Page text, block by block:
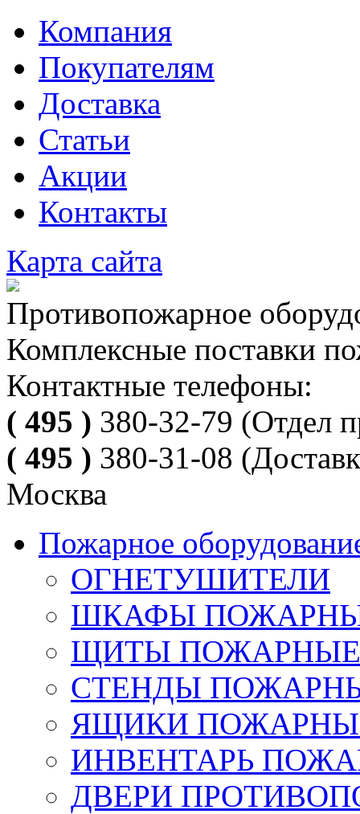
Компания
Покупателям
Доставка
Статьи
Акции
Контакты
Карта сайта
Противопожарное
Комплексные поставки
Контактные телефоны:
( 495 ) 380-32-79 (Отдел
( 495 ) 380-31-08
Москва
Пожарное
ОГНЕТУШИТЕЛИ
ШКАФЫ
ЩИТЫ ПОЖАРНЫЕ
СТЕНДЫ
ЯЩИКИ ПОЖАРНЫЕ
ИНВЕНТАРЬ
ДВЕРИ